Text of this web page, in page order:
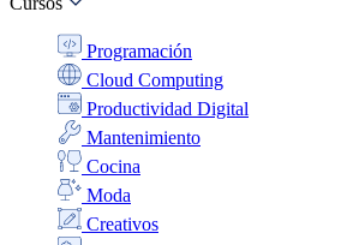
Programación
Cloud Computing
Productividad Digital
Mantenimiento
Cocina
Moda
Creativos